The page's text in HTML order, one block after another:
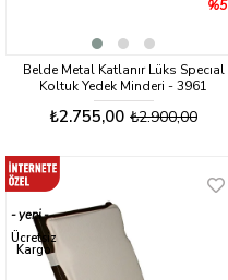
Belde Metal Katlanır Lüks Specıal
Koltuk Yedek Minderi - 3961
₺2.755,00 ₺2.900,00
%5
yeni
ürün
Ücretsiz
Kargo